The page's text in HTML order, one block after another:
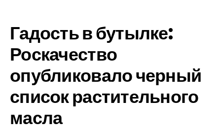
Гадость в бутылке:
Роскачество
опубликовало черный
список растительного
масла